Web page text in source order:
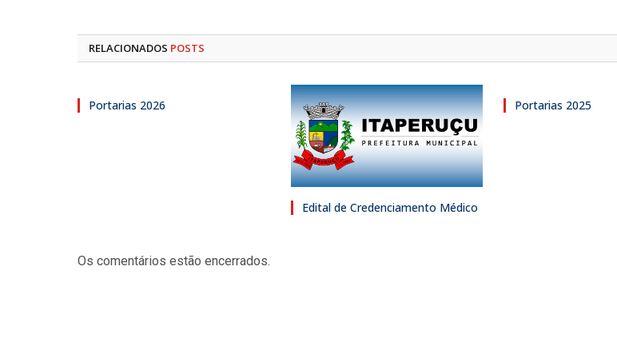
RELACIONADOS POSTS
Portarias 2026
Edital de Credenciamento Médico
Portarias 2025
Os comentários estão encerrados.